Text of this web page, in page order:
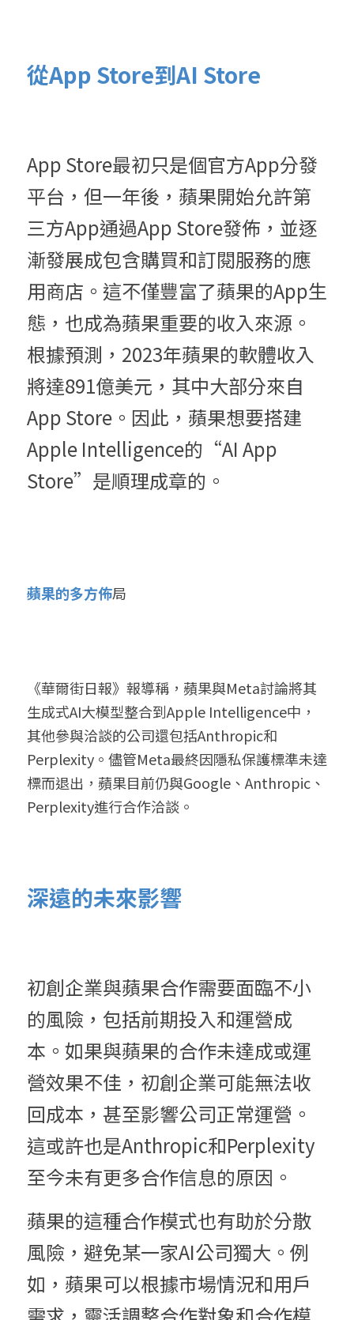
從App Store到AI Store
App Store最初只是個官方App分發
平台，但一年後，蘋果開始允許第
三方App通過App Store發佈，並逐
漸發展成包含購買和訂閱服務的應
用商店。這不僅豐富了蘋果的App生
態，也成為蘋果重要的收入來源。
根據預測，2023年蘋果的軟體收入
將達891億美元，其中大部分來自
App Store。因此，蘋果想要搭建
Apple Intelligence的“AI App
Store”是順理成章的。
蘋果的多方佈局
《華爾街日報》報導稱，蘋果與Meta討論將其
生成式AI大模型整合到Apple Intelligence中，
其他參與洽談的公司還包括Anthropic和
Perplexity。儘管Meta最終因隱私保護標準未達
標而退出，蘋果目前仍與Google、Anthropic、
Perplexity進行合作洽談。
深遠的未來影響
初創企業與蘋果合作需要面臨不小
的風險，包括前期投入和運營成
本。如果與蘋果的合作未達成或運
營效果不佳，初創企業可能無法收
回成本，甚至影響公司正常運營。
這或許也是Anthropic和Perplexity
至今未有更多合作信息的原因。
蘋果的這種合作模式也有助於分散
風險，避免某一家AI公司獨大。例
如，蘋果可以根據市場情況和用戶